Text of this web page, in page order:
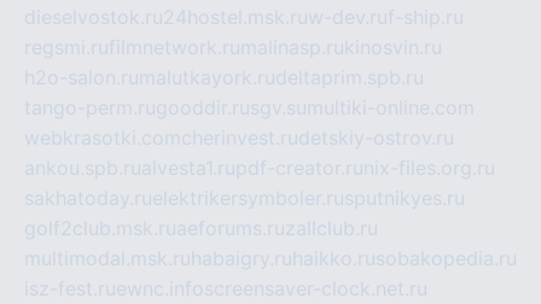
dieselvostok.ru24hostel.msk.ruw-dev.ruf-ship.ru
regsmi.rufilmnetwork.ru malinasp.rukinosvin.ru
h2o-salon.ru malutkayork.rudeltaprim.spb.ru
tango-perm.rugooddir.rusgv.su multiki-online.com
webkrasotki.comcherinvest.rudetskiy-ostrov.ru
ankou.spb.rualvesta1.rupdf-creator.ru nix-files.org.ru
sakhatoday.ruelektrikersymboler.rusputnikyes.ru
golf2club.msk.ruaeforums.ruzallclub.ru
multimodal.msk.ru habaigry.ru haikko.rusobakopedia.ru
isz-fest.ruewnc.infoscreensaver-clock.net.ru